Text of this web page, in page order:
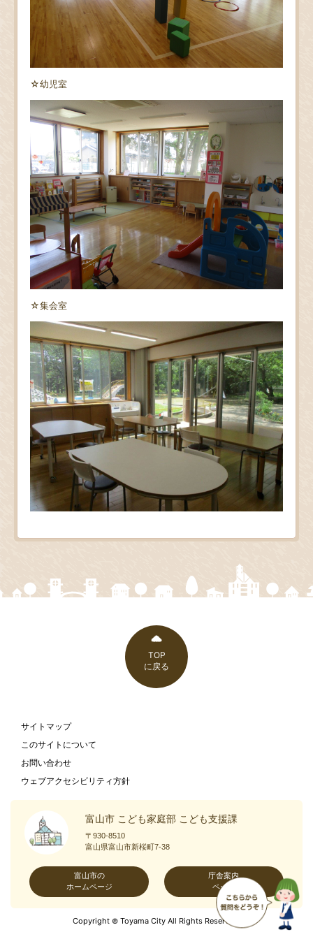
☆幼児室
☆集会室
TOP
に戻る
サイトマップ
このサイトについて
お問い合わせ
ウェブアクセシビリティ方針
富山市 こども家庭部 こども支援課
〒930-8510
富山県富山市新桜町7-38
富山市の
ホームページ
庁舎案内
ページ
Copyright © Toyama City All Rights Reserved.